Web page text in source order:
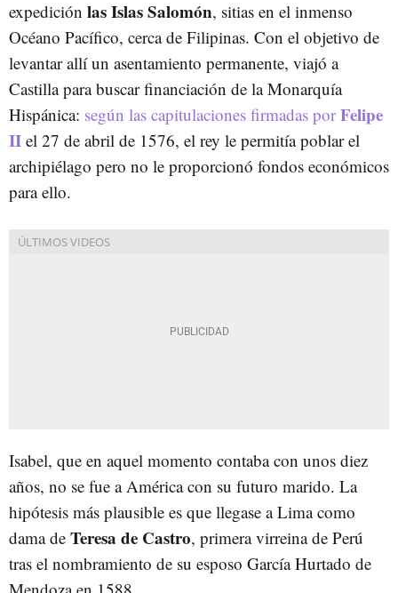
expedición las Islas Salomón, sitias en el inmenso
Océano Pacífico, cerca de Filipinas. Con el objetivo de
levantar allí un asentamiento permanente, viajó a
Castilla para buscar financiación de la Monarquía
Hispánica: según las capitulaciones firmadas porFelipe
II el 27 de abril de 1576, el rey le permitía poblar el
archipiélago pero no le proporcionó fondos económicos
para ello.
Isabel, que en aquel momento contaba con unos diez
años, no se fue a América con su futuro marido. La
hipótesis más plausible es que llegase a Lima como
dama de Teresa de Castro, primera virreina de Perú
tras el nombramiento de su esposo García Hurtado de